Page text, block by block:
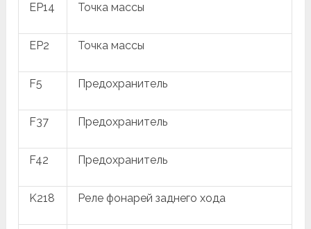
EP14 Точка массы
EP2 Точка массы
F5 Предохранитель
F37 Предохранитель
F42 Предохранитель
K218 Реле фонарей заднего хода